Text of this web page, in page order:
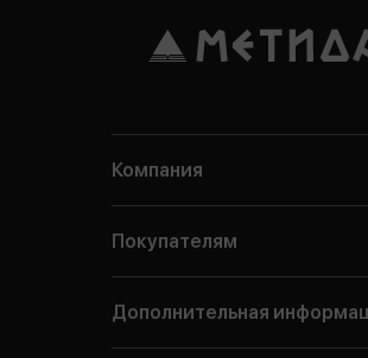
Компания
Покупателям
Дополнительная